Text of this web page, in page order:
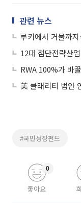
관련 뉴스
12대 첨단전략산
RWA 100%가 바
#국민성장펀드
좋아요
0